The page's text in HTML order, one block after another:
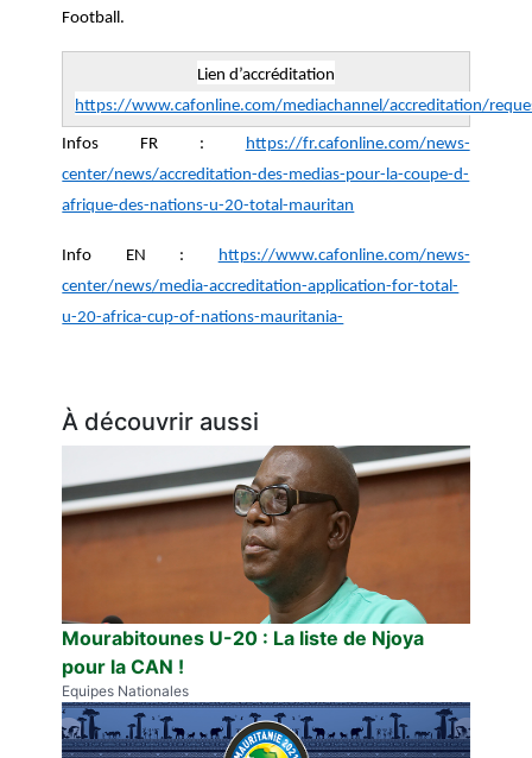
Football.
Lien d’accréditation
https://www.cafonline.com/mediachannel/accreditation/
Infos FR :
https://fr.cafonline.com/news-
center/news/accreditation-des-medias-pour-la-coupe-d-
afrique-des-nations-u-20-total-mauritan
Info EN :
https://www.cafonline.com/news-
center/news/media-accreditation-application-for-total-
u-20-africa-cup-of-nations-mauritania-
À découvrir aussi
Mourabitounes U-20 : La liste de Njoya
pour la CAN !
Equipes Nationales